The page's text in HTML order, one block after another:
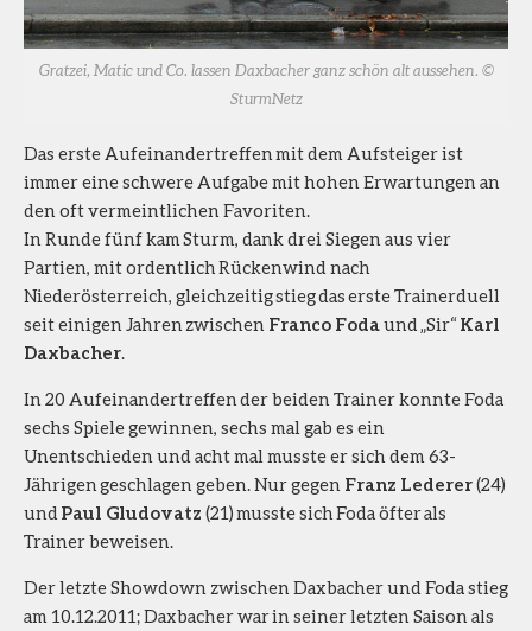
Gratzei, Matic und Co. lassen Daxbacher ganz schön alt aussehen. ©
SturmNetz
Das erste Aufeinandertreffen mit dem Aufsteiger ist
immer eine schwere Aufgabe mit hohen Erwartungen an
den oft vermeintlichen Favoriten.
In Runde fünf kam Sturm, dank drei Siegen aus vier
Partien, mit ordentlich Rückenwind nach
Niederösterreich, gleichzeitig stieg das erste Trainerduell
seit einigen Jahren zwischen Franco Fodaund „Sir“Karl
Daxbacher.
In 20 Aufeinandertreffen der beiden Trainer konnte Foda
sechs Spiele gewinnen, sechs mal gab es ein
Unentschieden und acht mal musste er sich dem 63-
Jährigen geschlagen geben. Nur gegen Franz Lederer(24)
und Paul Gludovatz (21) musste sich Foda öfter als
Trainer beweisen.
Der letzte Showdown zwischen Daxbacher und Foda stieg
am 10.12.2011; Daxbacher war in seiner letzten Saison als